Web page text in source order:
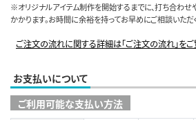
※オリジナルアイテム制作を開始するまでに、打ち合わ
かかります。お時間に余裕を持ってお早めにご相談いただ
ご注文の流れに関する詳細は「ご注文の流れ」をご
お支払いについて
ご利用可能な支払い方法